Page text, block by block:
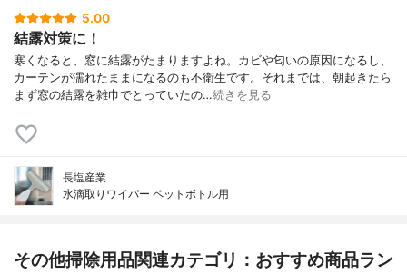
5.00
結露対策に！
寒くなると、窓に結露がたまりますよね。カビや匂いの原因になるし、
カーテンが濡れたままになるのも不衛生です。それまでは、朝起きたら
まず窓の結露を雑巾でとっていたの…続きを見る
長塩産業
水滴取りワイパー ペットボトル用
その他掃除用品関連カテゴリ：おすすめ商品ラン